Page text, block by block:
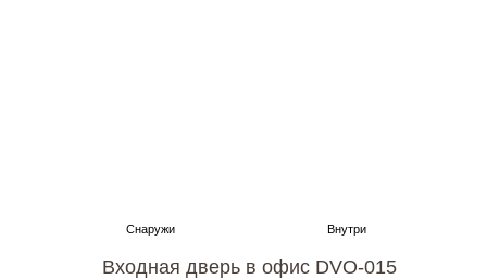
Входная дверь в офис DVO-015